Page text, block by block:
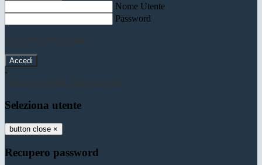
Nome Utente
Password
-
Seleziona utente
button close ×
Recupero password